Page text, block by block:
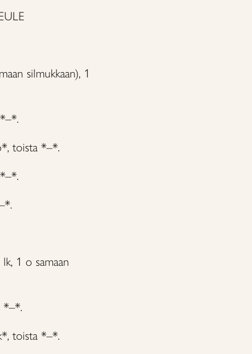
silmukkaan), 1
toista *–*.
1 o samaan
*–*.
toista *–*.